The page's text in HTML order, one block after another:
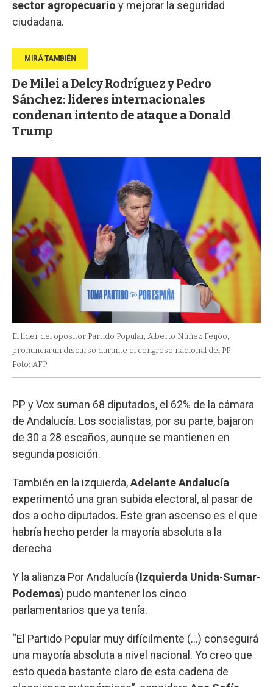
sector agropecuario y mejorar la seguridad
ciudadana.
De Milei a Delcy Rodríguez y Pedro
Sánchez: lideres internacionales
condenan intento de ataque a Donald
Trump
El líder del opositor Partido Popular, Alberto Núñez Feijóo,
pronuncia un discurso durante el congreso nacional del PP.
Foto: AFP
PP y Vox suman 68 diputados, el 62% de la cámara
de Andalucía. Los socialistas, por su parte, bajaron
de 30 a 28 escaños, aunque se mantienen en
segunda posición.
También en la izquierda,Adelante Andalucía
experimentó una gran subida electoral, al pasar de
dos a ocho diputados. Este gran ascenso es el que
habría hecho perder la mayoría absoluta a la
derecha
Y la alianza Por Andalucía (Izquierda Unida-Sumar-
Podemos) pudo mantener los cinco
parlamentarios que ya tenía.
“El Partido Popular muy difícilmente (...) conseguirá
una mayoría absoluta a nivel nacional. Yo creo que
esto queda bastante claro de esta cadena de